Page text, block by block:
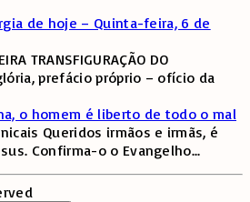
de hoje – Quinta-feira, 6 de
TRANSFIGURAÇÃO DO
prefácio próprio – ofício da
o homem é liberto de todo o mal
Queridos irmãos e irmãs, é
Confirma-o o Evangelho...